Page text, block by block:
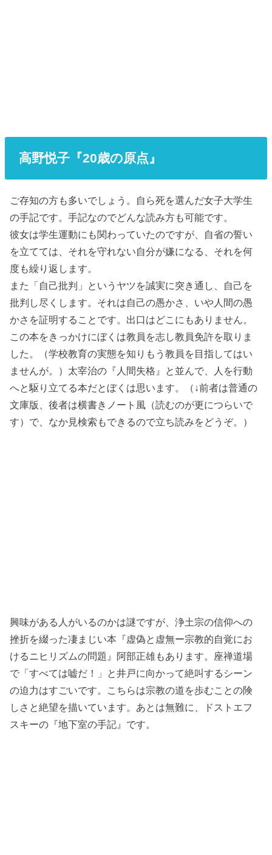
高野悦子『20歳の原点』
ご存知の方も多いでしょう。自ら死を選んだ女子大学生
の手記です。手記なのでどんな読み方も可能です。
彼女は学生運動にも関わっていたのですが、自省の誓い
を立てては、それを守れない自分が嫌になる、それを何
度も繰り返します。
また「自己批判」というヤツを誠実に突き通し、自己を
批判し尽くします。それは自己の愚かさ、いや人間の愚
かさを証明することです。 出口はどこにもありません。
この本をきっかけにぼくは教員を志し教員免許を取りま
した。（学校教育の実態を知りもう教員を目指してはい
ませんが。）太宰治の『人間失格』と並んで、人を行動
へと駆り立てる本だとぼくは思います。（↓前者は普通の
文庫版、後者は横書きノート風（読むのが更につらいで
す）で、なか見検索もできるので立ち読みをどうぞ。）
興味がある人がいるのかは謎ですが、浄土宗の信仰への
挫折を綴った凄まじい本 『虚偽と虚無ー宗教的自覚にお
けるニヒリズムの問題』阿部正雄もあります。座禅道場
で「すべては嘘だ！」と井戸に向かって絶叫するシーン
の迫力はすごいです。こちらは宗教の道を歩むことの険
しさと絶望を描いています。あとは無難に、ドストエフ
スキーの『地下室の手記』です。